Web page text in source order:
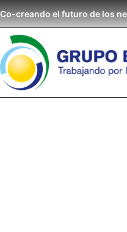
Co-creando el futuro de los